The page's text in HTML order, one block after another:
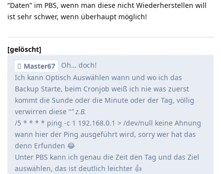
“Daten” im PBS, wenn man diese nicht Wiederherstellen will
ist sehr schwer, wenn überhaupt möglich!
[gelöscht]
Master67
Oh… doch!
Ich kann Optisch Auswählen wann und wo ich das
Backup Starte, beim Cronjob weiß ich nie was zuerst
kommt die Sunde oder die Minute oder der Tag, völlig
verwirren diese “” z.B.
/5 * * * * ping -c 1 192.168.0.1 > /dev/null keine Ahnung
wann hier der Ping ausgeführt wird, sorry wer hat das
denn Erfunden 😂
Unter PBS kann ich genau die Zeit den Tag und das Ziel
auswählen, das ist deutlich leichter 👍️